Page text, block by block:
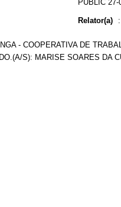
PUBLIC
Relator(a) :
- COOPERATIVA DE
S): MARISE SOARES DA